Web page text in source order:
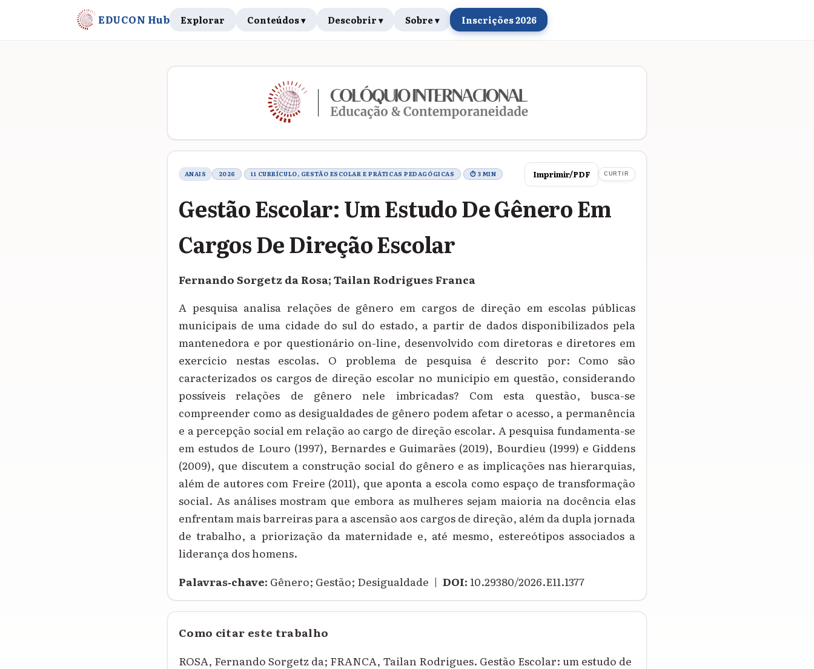
EDUCON Hub Explorar Conteúdos ▾ Descobrir ▾ Sobre ▾ Inscrições 2026
ANAIS 2026 11 CURRÍCULO, GESTÃO ESCOLAR E PRÁTICAS PEDAGÓGICAS ⏱ 3 MIN Imprimir/PDF CURTIR
Gestão Escolar: Um Estudo De Gênero Em
Cargos De Direção Escolar
Fernando Sorgetz da Rosa; Tailan Rodrigues Franca
A pesquisa analisa relações de gênero em cargos de direção em escolas públicas
municipais de uma cidade do sul do estado, a partir de dados disponibilizados pela
mantenedora e por questionário on-line, desenvolvido com diretoras e diretores em
exercício nestas escolas. O problema de pesquisa é descrito por: Como são
caracterizados os cargos de direção escolar no município em questão, considerando
possíveis relações de gênero nele imbricadas? Com esta questão, busca-se
compreender como as desigualdades de gênero podem afetar o acesso, a permanência
e a percepção social em relação ao cargo de direção escolar. A pesquisa fundamenta-se
em estudos de Louro (1997), Bernardes e Guimarães (2019), Bourdieu (1999) e Giddens
(2009), que discutem a construção social do gênero e as implicações nas hierarquias,
além de autores com Freire (2011), que aponta a escola como espaço de transformação
social. As análises mostram que embora as mulheres sejam maioria na docência elas
enfrentam mais barreiras para a ascensão aos cargos de direção, além da dupla jornada
de trabalho, a priorização da maternidade e, até mesmo, estereótipos associados a
liderança dos homens.
Palavras‑chave: Gênero; Gestão; Desigualdade | DOI:10.29380/2026.E11.1377
Como citar este trabalho
ROSA, Fernando Sorgetz da; FRANCA, Tailan Rodrigues. Gestão Escolar: um estudo de